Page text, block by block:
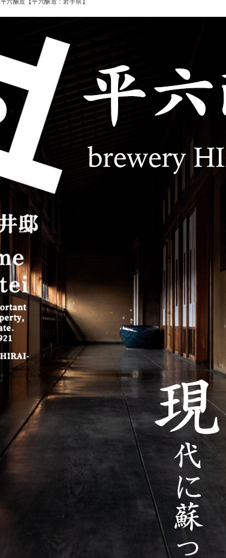
平六醸造【平六醸造：岩手県】